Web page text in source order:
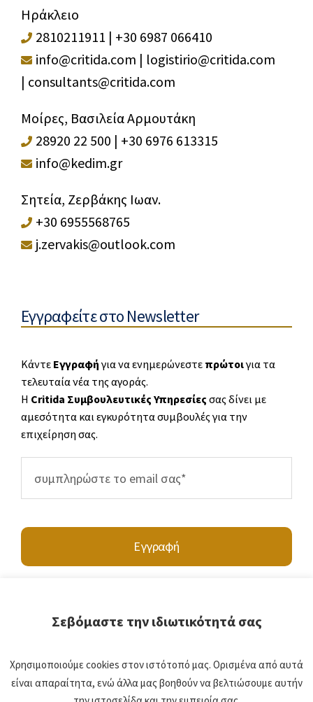
Ηράκλειο
2810211911 | +30 6987 066410
info@critida.com | logistirio@critida.com
| consultants@critida.com
Μοίρες, Βασιλεία Αρμουτάκη
28920 22 500 | +30 6976 613315
info@kedim.gr
Σητεία, Ζερβάκης Ιωαν.
+30 6955568765
j.zervakis@outlook.com
Εγγραφείτε στο Newsletter
Κάντε Εγγραφήγια να ενημερώνεστε πρώτοιγια τα
τελευταία νέα της αγοράς.
Η Critida Συμβουλευτικές Υπηρεσίες σας δίνει με
αμεσότητα και εγκυρότητα συμβουλές για την
επιχείρηση σας.
Εγγραφή
Υποβάλλοντας τα στοιχεία σας, συμφωνείτε να επικοινωνήσετε μαζί μας
© 2021 • Critida ΙΚΕ • Powered by BWEB Networks
Σεβόμαστε την ιδιωτικότητά σας
Χρησιμοποιούμε cookies στον ιστότοπό μας. Ορισμένα από αυτά
είναι απαραίτητα, ενώ άλλα μας βοηθούν να βελτιώσουμε αυτήν